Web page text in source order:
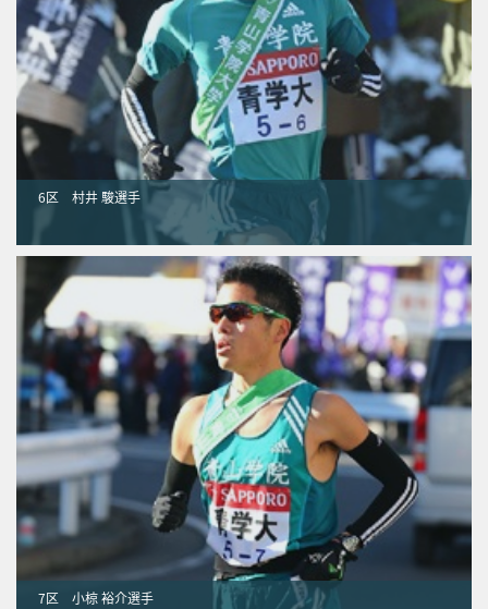
6区 村井 駿選手
7区 小椋 裕介選手